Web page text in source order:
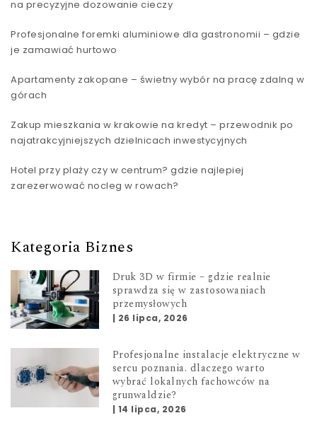
na precyzyjne dozowanie cieczy
Profesjonalne foremki aluminiowe dla gastronomii – gdzie
je zamawiać hurtowo
Apartamenty zakopane – świetny wybór na pracę zdalną w
górach
Zakup mieszkania w krakowie na kredyt – przewodnik po
najatrakcyjniejszych dzielnicach inwestycyjnych
Hotel przy plaży czy w centrum? gdzie najlepiej
zarezerwować nocleg w rowach?
Kategoria Biznes
Druk 3D w firmie – gdzie realnie
sprawdza się w zastosowaniach
przemysłowych
| 26 lipca, 2026
Profesjonalne instalacje elektryczne w
sercu poznania. dlaczego warto
wybrać lokalnych fachowców na
grunwaldzie?
| 14 lipca, 2026